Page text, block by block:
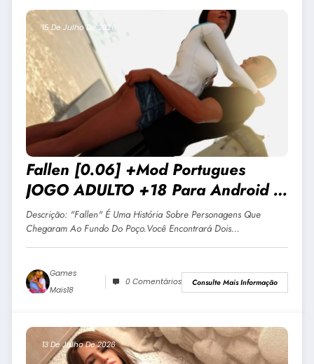
15 De Julho De 2026
Fallen [0.06] +Mod Portugues
JOGO ADULTO +18 Para Android E
PC
Descrição: "Fallen" É Uma História Sobre Personagens Que
Chegaram Ao Fundo Do Poço.Você Encontrará Dois…
Games
Mais18
0 Comentários Consulte Mais Informação
13 De Julho De 2026